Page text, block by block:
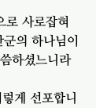
로 사로잡혀
의 하나님이
하셨느니라
게 선포합니